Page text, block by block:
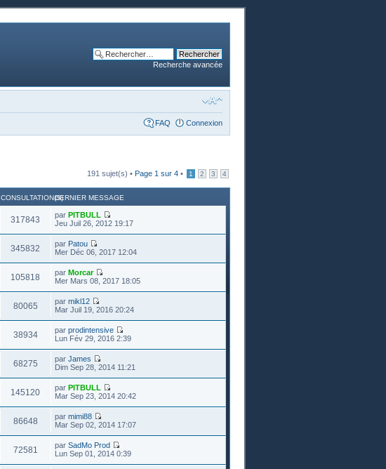
Recherche avancée
FAQ Connexion
191 sujet(s) • Page 1 sur 4 • 1 2 3 4
CONSULTATION(S)DERNIER MESSAGE
317843 par PITBULL
Jeu Juil 26, 2012 19:17
345832 par Patou
Mer Déc 06, 2017 12:04
105818 par Morcar
Mer Mars 08, 2017 18:05
80065 par mikl12
Mar Juil 19, 2016 20:24
38934 par prodintensive
Lun Fév 29, 2016 2:39
68275 par James
Dim Sep 28, 2014 11:21
145120 par PITBULL
Mar Sep 23, 2014 20:42
86648 par mimi88
Mar Sep 02, 2014 17:07
72581 par SadMo Prod
Lun Sep 01, 2014 0:39